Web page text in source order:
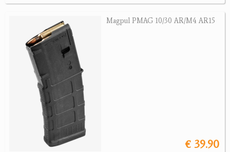
Jagdangebote
Jagdreviere
Bücher, Videos
Antikes
Geschenke
Reviereinrichtungen
Magpul PMAG 10/30 AR/M4 AR15
€ 39.90